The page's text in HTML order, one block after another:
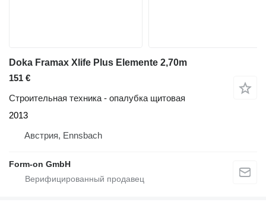
Doka Framax Xlife Plus Elemente 2,70m
151 €
Строительная техника - опалубка щитовая
2013
Австрия, Ennsbach
Form-on GmbH